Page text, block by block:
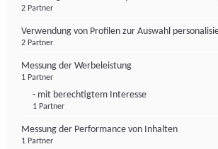
2 Partner
Verwendung von Profilen zur Auswahl
2 Partner
Messung der Werbeleistung
1 Partner
- mit berechtigtem Interesse
1 Partner
Messung der Performance von Inhalten
1 Partner